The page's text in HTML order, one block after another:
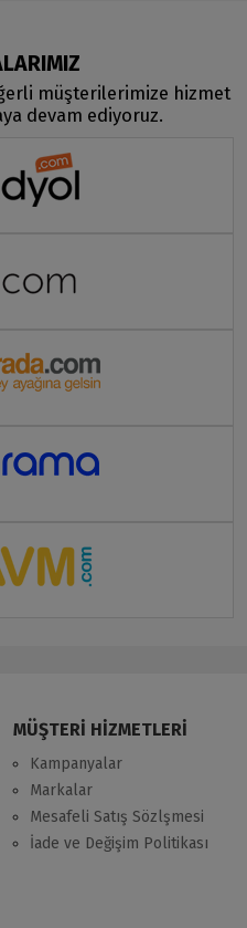
müşterilerimize hizmet
devam ediyoruz.
MÜŞTERİ HİZMETLERİ
Kampanyalar
Markalar
Mesafeli Satış Sözlşmesi
İade ve Değişim Politikası